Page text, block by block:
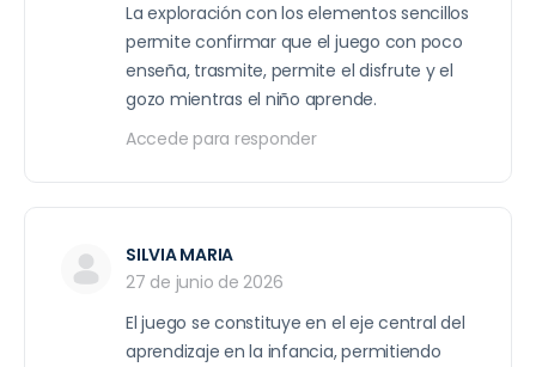
La exploración con los elementos sencillos
permite confirmar que el juego con poco
enseña, trasmite, permite el disfrute y el
gozo mientras el niño aprende.
Accede para responder
SILVIA MARIA
27 de junio de 2026
El juego se constituye en el eje central del
aprendizaje en la infancia, permitiendo